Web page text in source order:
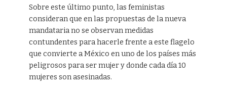
Sobre este último punto, las feministas
consideran que en las propuestas de la nueva
mandataria no se observan medidas
contundentes para hacerle frente a este flagelo
que convierte a México en uno de los países más
peligrosos para ser mujer y donde cada día 10
mujeres son asesinadas.